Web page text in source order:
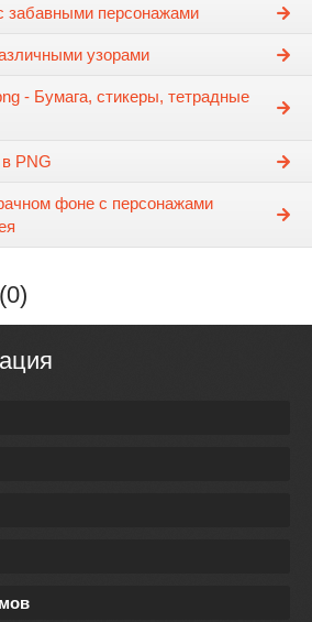
забавными персонажами
узорами
- Бумага, стикеры, тетрадные
PNG
фоне с персонажами